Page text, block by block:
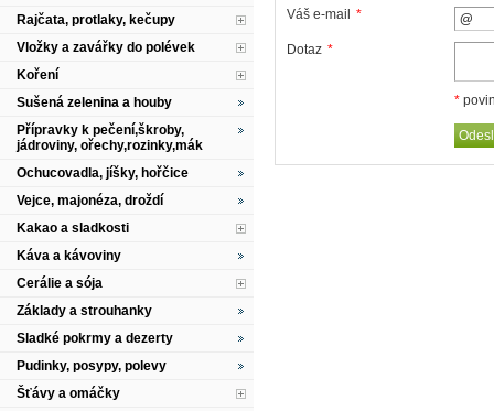
Váš e-mail *
Dotaz *
*
Rajčata, protlaky, kečupy
Vložky a zavářky do polévek
Koření
Sušená zelenina a houby
Přípravky k pečení,škroby,
jádroviny, ořechy,rozinky,mák
Ochucovadla, jíšky, hořčice
Vejce, majonéza, droždí
Kakao a sladkosti
Káva a kávoviny
Cerálie a sója
Základy a strouhanky
Sladké pokrmy a dezerty
Pudinky, posypy, polevy
Šťávy a omáčky